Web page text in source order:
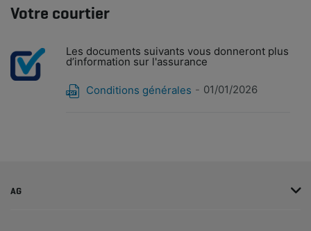
Votre courtier
Les documents suivants vous donneront plus
d’information sur l'assurance
Conditions générales 01/01/2026
AG